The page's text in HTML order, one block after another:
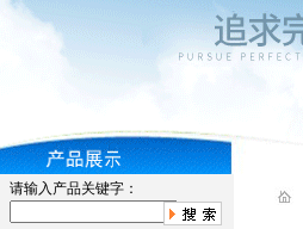
请输入产品关键字：